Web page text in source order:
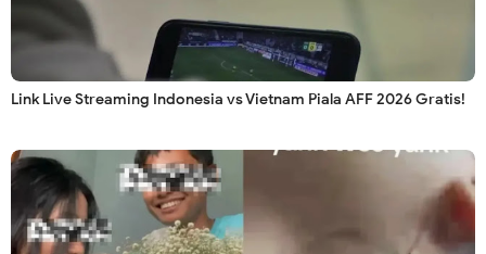
Link Live Streaming Indonesia vs Vietnam Piala AFF 2026 Gratis!